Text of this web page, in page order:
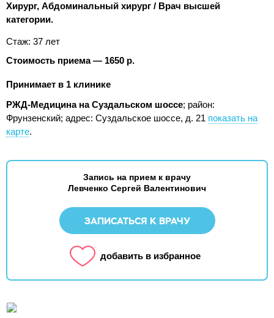
Хирург, Абдоминальный хирург / Врач высшей
категории.
Стаж: 37 лет
Стоимость приема — 1650 р.
Принимает в 1 клинике
РЖД-Медицина на Суздальском шоссе; район:
Фрунзенский; адрес: Суздальское шоссе, д. 21 показать на
карте.
Запись на прием к врачу
Левченко Сергей Валентинович
ЗАПИСАТЬСЯ К ВРАЧУ
добавить в избранное